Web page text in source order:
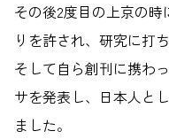
その後2度目の上京の
りを許され、研究に打
そして自ら創刊に携わ
サを発表し、日本人と
ました。